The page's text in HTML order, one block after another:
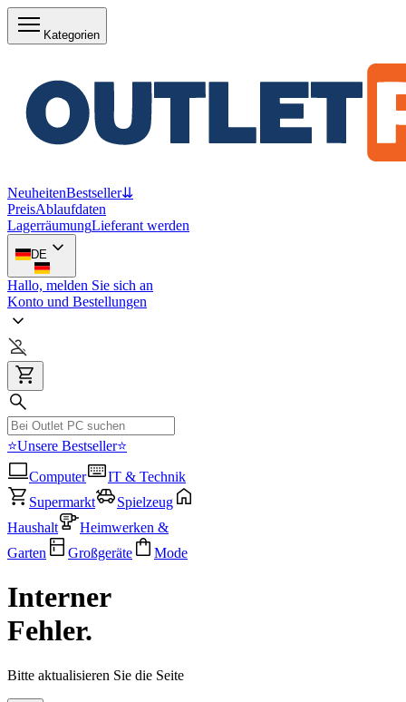
Kategorien
NeuheitenBestseller⇊
PreisAblaufdaten
LagerräumungLieferant werden
DE
Hallo, melden Sie sich an
Konto und Bestellungen
⭐Unsere Bestseller⭐
Computer
IT & Technik
Supermarkt
Spielzeug
Haushalt
Heimwerken &
Garten
Großgeräte Mode
Interner
Fehler.
Bitte aktualisieren Sie die Seite